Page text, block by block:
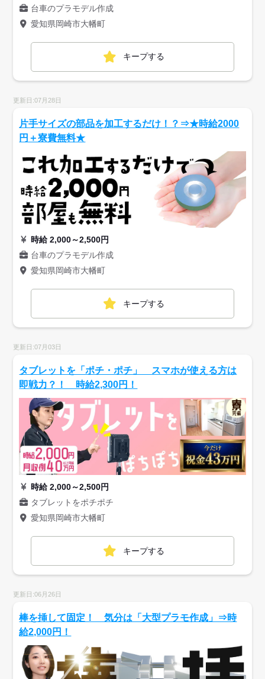
台車のプラモデル作成
愛知県岡崎市大幡町
キープする
更新日:07月28日
片手サイズの部品を加工するだけ！？⇒★時給2000
円＋寮費無料★
時給 2,000～2,500円
台車のプラモデル作成
愛知県岡崎市大幡町
キープする
更新日:07月03日
タブレットを「ポチ・ポチ」 スマホが使える方は
即戦力？！ 時給2,300円！
時給 2,000～2,500円
タブレットをポチポチ
愛知県岡崎市大幡町
キープする
更新日:06月26日
棒を挿して固定！ 気分は「大型プラモ作成」⇒時
給2,000円！